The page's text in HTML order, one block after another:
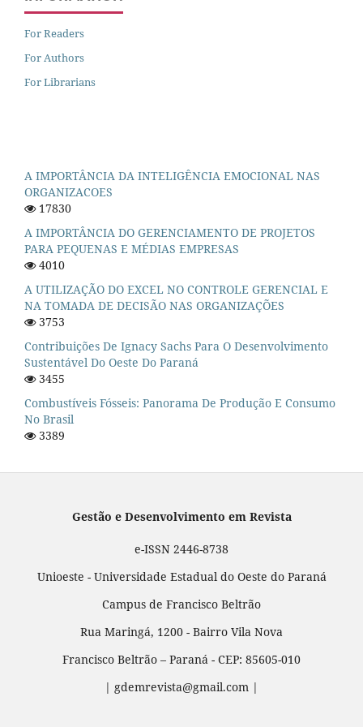
For Readers
For Authors
For Librarians
A IMPORTÂNCIA DA INTELIGÊNCIA EMOCIONAL NAS
ORGANIZACOES
17830
A IMPORTÂNCIA DO GERENCIAMENTO DE PROJETOS
PARA PEQUENAS E MÉDIAS EMPRESAS
4010
A UTILIZAÇÃO DO EXCEL NO CONTROLE GERENCIAL E
NA TOMADA DE DECISÃO NAS ORGANIZAÇÕES
3753
Contribuições De Ignacy Sachs Para O Desenvolvimento
Sustentável Do Oeste Do Paraná
3455
Combustíveis Fósseis: Panorama De Produção E Consumo
No Brasil
3389
Gestão e Desenvolvimento em Revista
e-ISSN 2446-8738
Unioeste - Universidade Estadual do Oeste do Paraná
Campus de Francisco Beltrão
Rua Maringá, 1200 - Bairro Vila Nova
Francisco Beltrão – Paraná - CEP: 85605-010
| gdemrevista@gmail.com |